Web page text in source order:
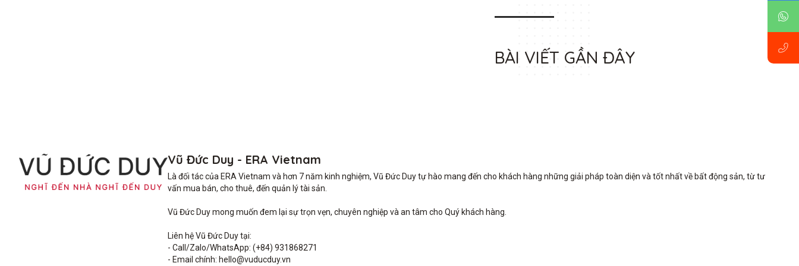
BÀI VIẾT GẦN ĐÂY
Vũ Đức Duy - ERA Vietnam
Là đối tác của ERA Vietnam và hơn 7 năm kinh nghiệm, Vũ Đức Duy tự hào mang đến cho khách hàng những giải pháp toàn diện và tốt nhất về bất động sản, từ tư
vấn mua bán, cho thuê, đến quản lý tài sản.
Vũ Đức Duy mong muốn đem lại sự trọn vẹn, chuyên nghiệp và an tâm cho Quý khách hàng.
Liên hệ Vũ Đức Duy tại:
- Call/Zalo/WhatsApp: (+84) 931868271
- Email chính: hello@vuducduy.vn